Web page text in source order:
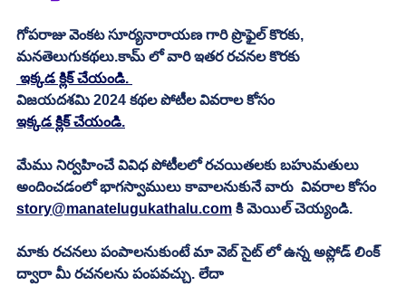
గోపరాజు వెంకట సూర్యనారాయణ గారి ప్రొఫైల్ కొరకు,
మనతెలుగుకథలు.కామ్ లో వారి ఇతర రచనల కొరకు
ఇక్కడ క్లిక్ చేయండి.
విజయదశమి 2024 కథల పోటీల వివరాల కోసం
ఇక్కడ క్లిక్ చేయండి.
మేము నిర్వహించే వివిధ పోటీలలో రచయితలకు బహుమతులు
అందించడంలో భాగస్వాములు కావాలనుకునే వారు  వివరాల కోసం
story@manatelugukathalu.com కి మెయిల్ చెయ్యండి.
మాకు రచనలు పంపాలనుకుంటే మా వెబ్ సైట్ లో ఉన్న అప్లోడ్ లింక్
ద్వారా మీ రచనలను పంపవచ్చు. లేదా